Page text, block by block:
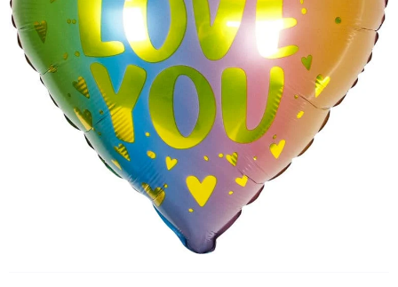
Доставка
О нас
Отзывы